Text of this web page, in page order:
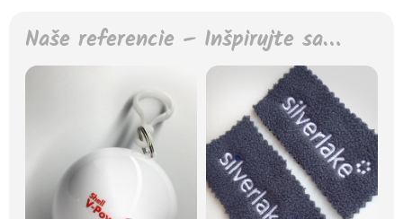
Naše referencie – Inšpirujte sa…